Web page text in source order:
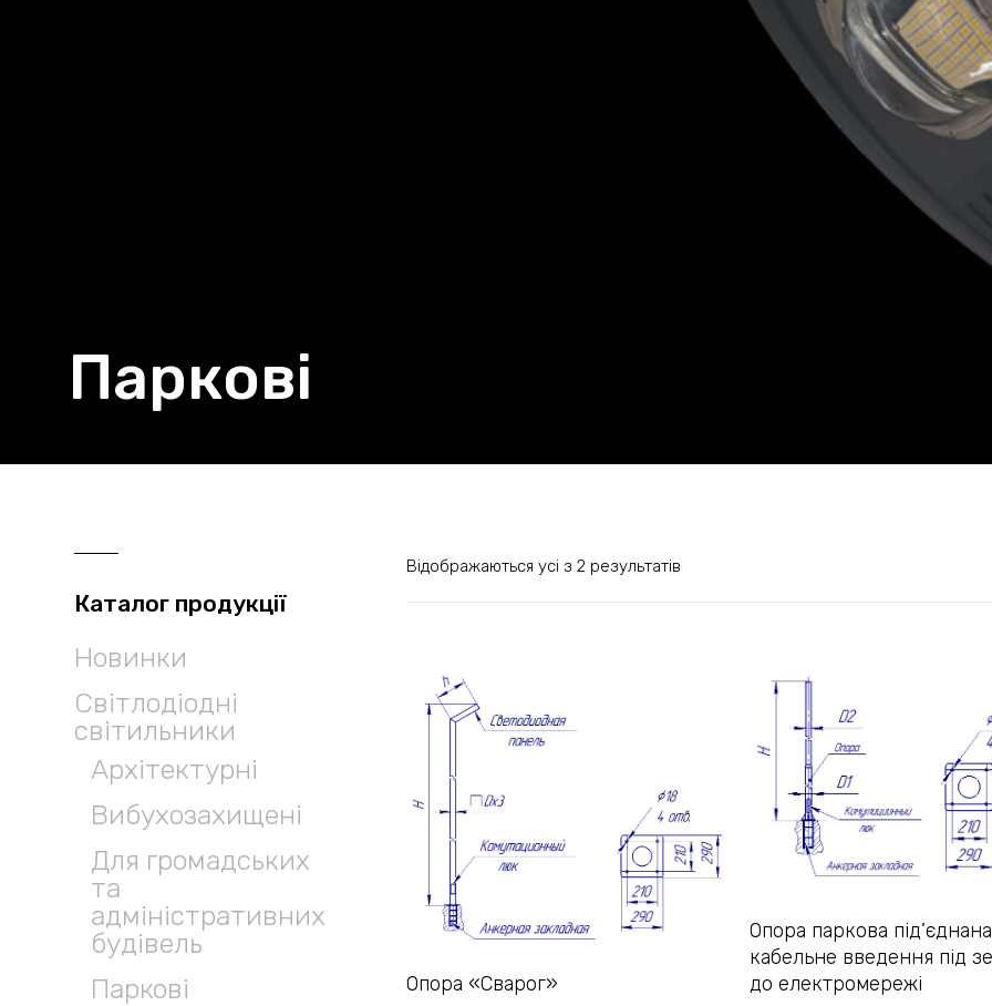
Паркові
Відображаються усі з 2 результатів
Опора «Сварог»
Опора паркова
кабельне введення під
до електромережі
Каталог продукції
Новинки
Світлодіодні
світильники
Архітектурні
Вибухозахищені
Для громадських
та
адміністративних
будівель
Паркові